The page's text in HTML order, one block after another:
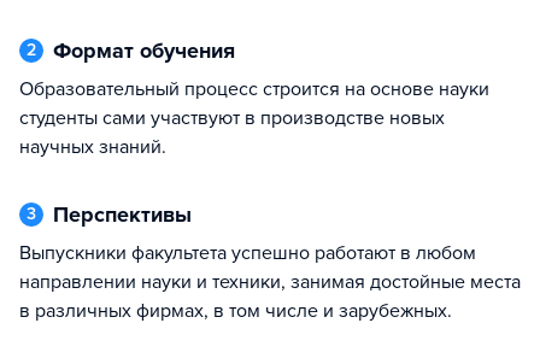
2 Формат обучения
Образовательный процесс строится на основе науки
студенты сами участвуют в производстве новых
научных знаний.
3 Перспективы
Выпускники факультета успешно работают в любом
направлении науки и техники, занимая достойные места
в различных фирмах, в том числе и зарубежных.